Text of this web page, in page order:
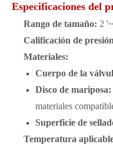
Especificaciones del
Rango de tamaño: 2
Calificación de
Materiales:
Cuerpo de la
Disco de mariposa:
materiales
Superficie de
Temperatura